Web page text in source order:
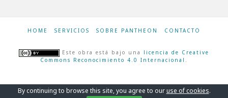
HOME SERVICIOS SOBRE PANTHEON CONTACTO
Este obra está bajo una licencia de Creative
Commons Reconocimiento 4.0 Internacional .
By continuing to browse this site, you agree to ouruse of cookies.